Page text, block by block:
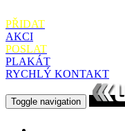
PŘIDAT
AKCI
POSLAT
PLAKÁT
RYCHLÝ KONTAKT
Toggle navigation